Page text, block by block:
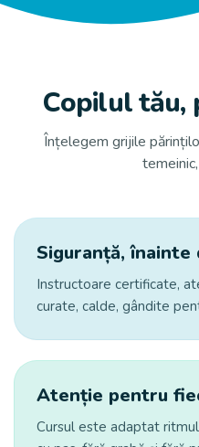
Copilul tău,
Înțelegem grijile
Siguranță,
Instructoare certificate,
curate, calde, gândite
Atenție pentru
Cursul este adaptat